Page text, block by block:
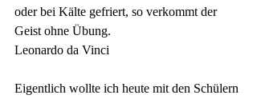
oder bei Kälte gefriert, so verkommt der
Geist ohne Übung.
Leonardo da Vinci
Eigentlich wollte ich heute mit den Schülern